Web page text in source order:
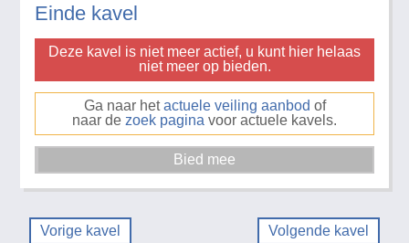
Einde kavel
Deze kavel is niet meer actief, u kunt hier helaas
niet meer op bieden.
Ga naar hetactuele veiling aanbod of
naar de zoek pagina voor actuele kavels.
Vorige kavel Volgende kavel